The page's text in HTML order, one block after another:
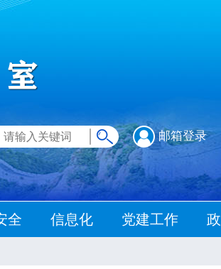
邮箱登录
全 信息化 党建工作